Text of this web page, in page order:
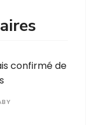
confirmé de